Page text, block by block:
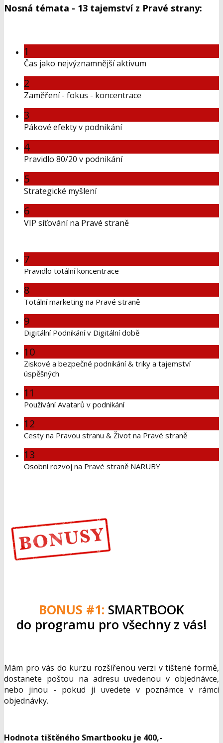
Nosná témata - 13 tajemství z Pravé strany:
1
Čas jako nejvýznamnější aktivum
2
Zaměření - fokus - koncentrace
3
Pákové efekty v podnikání
4
Pravidlo 80/20 v podnikání
5
Strategické myšlení
6
VIP síťování na Pravé straně
7
Pravidlo totální koncentrace
8
Totální marketing na Pravé straně
9
Digitální Podnikání v Digitální době
10
Ziskové a bezpečné podnikání & triky a tajemství
úspěšných
11
Používání Avatarů v podnikání
12
Cesty na Pravou stranu & Život na Pravé straně
13
Osobní rozvoj na Pravé straně NARUBY
BONUS #1: SMARTBOOK
do programu pro všechny z vás!
Mám pro vás do kurzu rozšířenou verzi v tištené formě,
dostanete poštou na adresu uvedenou v objednávce,
nebo jinou - pokud ji uvedete v poznámce v rámci
objednávky.
Hodnota tištěného Smartbooku je 400,-